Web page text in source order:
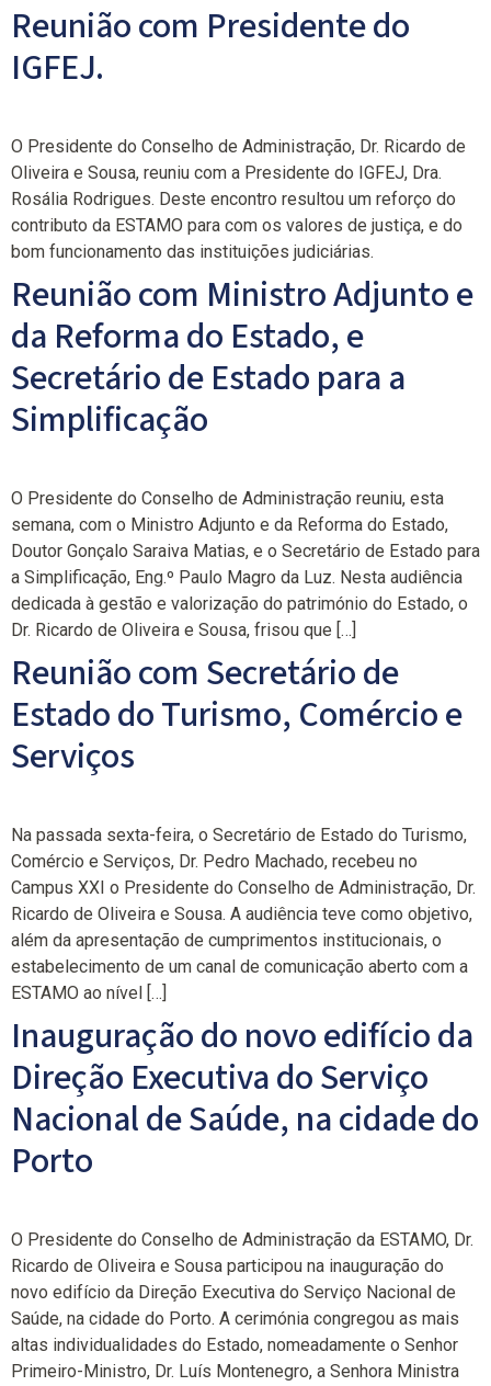
Reunião com Presidente do
IGFEJ.
O Presidente do Conselho de Administração, Dr. Ricardo de
Oliveira e Sousa, reuniu com a Presidente do IGFEJ, Dra.
Rosália Rodrigues. Deste encontro resultou um reforço do
contributo da ESTAMO para com os valores de justiça, e do
bom funcionamento das instituições judiciárias.
Reunião com Ministro Adjunto e
da Reforma do Estado, e
Secretário de Estado para a
Simplificação
O Presidente do Conselho de Administração reuniu, esta
semana, com o Ministro Adjunto e da Reforma do Estado,
Doutor Gonçalo Saraiva Matias, e o Secretário de Estado para
a Simplificação, Eng.º Paulo Magro da Luz. Nesta audiência
dedicada à gestão e valorização do património do Estado, o
Dr. Ricardo de Oliveira e Sousa, frisou que […]
Reunião com Secretário de
Estado do Turismo, Comércio e
Serviços
Na passada sexta-feira, o Secretário de Estado do Turismo,
Comércio e Serviços, Dr. Pedro Machado, recebeu no
Campus XXI o Presidente do Conselho de Administração, Dr.
Ricardo de Oliveira e Sousa. A audiência teve como objetivo,
além da apresentação de cumprimentos institucionais, o
estabelecimento de um canal de comunicação aberto com a
ESTAMO ao nível […]
Inauguração do novo edifício da
Direção Executiva do Serviço
Nacional de Saúde, na cidade do
Porto
O Presidente do Conselho de Administração da ESTAMO, Dr.
Ricardo de Oliveira e Sousa participou na inauguração do
novo edifício da Direção Executiva do Serviço Nacional de
Saúde, na cidade do Porto. A cerimónia congregou as mais
altas individualidades do Estado, nomeadamente o Senhor
Primeiro-Ministro, Dr. Luís Montenegro, a Senhora Ministra